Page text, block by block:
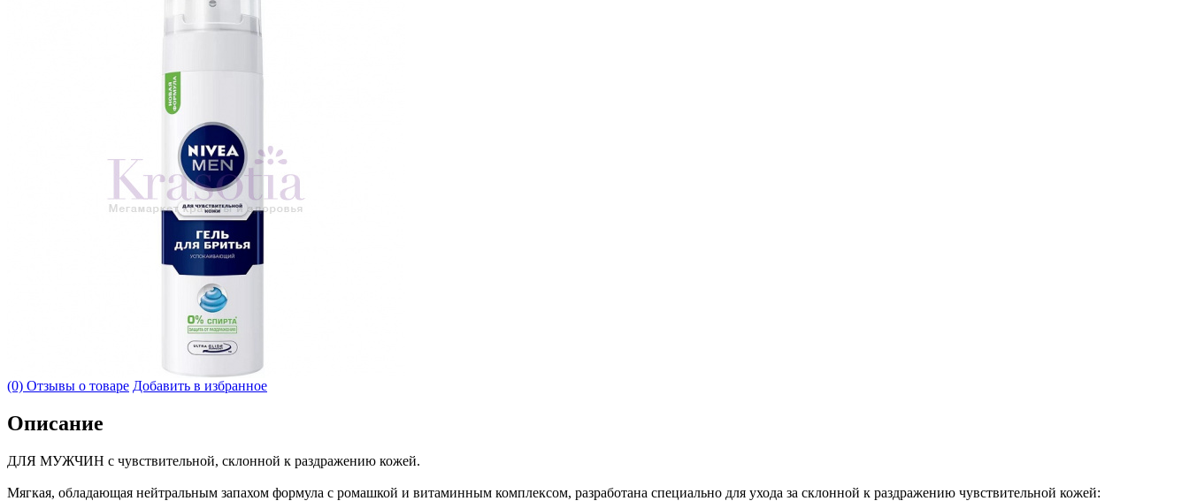
(0) Отзывы о товаре Добавить в избранное
Описание
ДЛЯ МУЖЧИН c чувствительной, склонной к раздражению кожей.
Мягкая, обладающая нейтральным запахом формула с ромашкой и витаминным комплексом, разработана специально для ухода за склонной к раздражению чувствительной кожей: